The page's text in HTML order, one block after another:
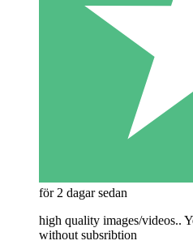
för 2 dagar sedan
high quality images/videos..
without subsribtion